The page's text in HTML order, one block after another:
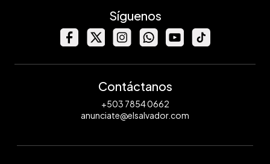
Síguenos
Contáctanos
+503 7854 0662
anunciate@elsalvador.com